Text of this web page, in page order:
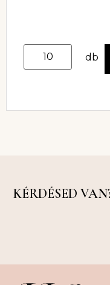
db
KÉRDÉSED